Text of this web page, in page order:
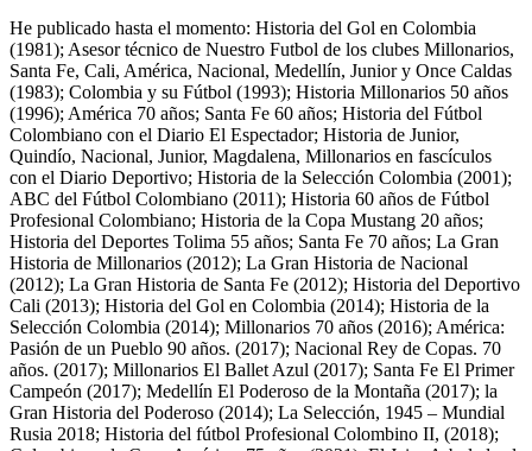
He publicado hasta el momento: Historia del Gol en Colombia
(1981); Asesor técnico de Nuestro Futbol de los clubes Millonarios,
Santa Fe, Cali, América, Nacional, Medellín, Junior y Once Caldas
(1983); Colombia y su Fútbol (1993); Historia Millonarios 50 años
(1996); América 70 años; Santa Fe 60 años; Historia del Fútbol
Colombiano con el Diario El Espectador; Historia de Junior,
Quindío, Nacional, Junior, Magdalena, Millonarios en fascículos
con el Diario Deportivo; Historia de la Selección Colombia (2001);
ABC del Fútbol Colombiano (2011); Historia 60 años de Fútbol
Profesional Colombiano; Historia de la Copa Mustang 20 años;
Historia del Deportes Tolima 55 años; Santa Fe 70 años; La Gran
Historia de Millonarios (2012); La Gran Historia de Nacional
(2012); La Gran Historia de Santa Fe (2012); Historia del Deportivo
Cali (2013); Historia del Gol en Colombia (2014); Historia de la
Selección Colombia (2014); Millonarios 70 años (2016); América:
Pasión de un Pueblo 90 años. (2017); Nacional Rey de Copas. 70
años. (2017); Millonarios El Ballet Azul (2017); Santa Fe El Primer
Campeón (2017); Medellín El Poderoso de la Montaña (2017); la
Gran Historia del Poderoso (2014); La Selección, 1945 – Mundial
Rusia 2018; Historia del fútbol Profesional Colombino II, (2018);